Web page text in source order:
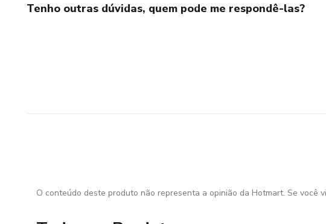
Tenho outras dúvidas, quem pode me respondê-las?
O conteúdo deste produto não representa a opinião da Hotmart. Se você